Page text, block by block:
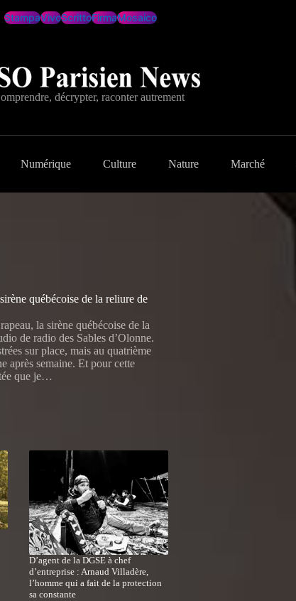
StampaVivoScrittoFirmaMosaico
décrypter, raconter autrement
Numérique Culture Nature Marché
québécoise de la reliure de
la sirène québécoise de la
de radio des Sables d’Olonne.
sur place, mais au quatrième
après semaine. Et pour cette
que je…
D’agent de la DGSE à chef
d’entreprise : Arnaud Villadère,
l’homme qui a fait de la protection
sa constante